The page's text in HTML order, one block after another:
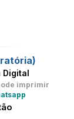
Digital
imprimir